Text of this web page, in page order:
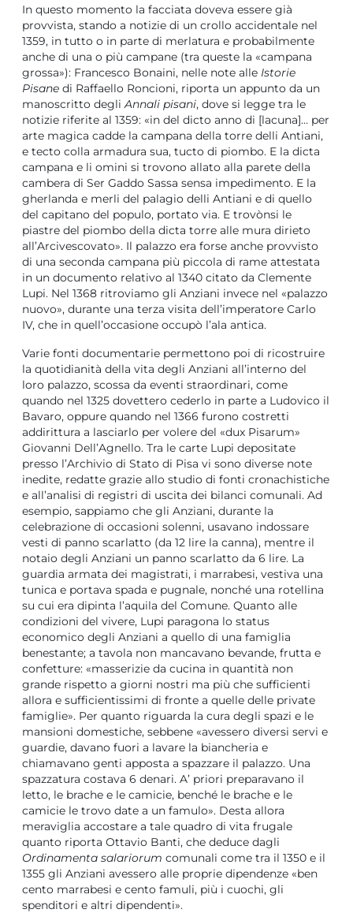
In questo momento la facciata doveva essere già
provvista, stando a notizie di un crollo accidentale nel
1359, in tutto o in parte di merlatura e probabilmente
anche di una o più campane (tra queste la «campana
grossa»): Francesco Bonaini, nelle note alle Istorie
Pisane di Raffaello Roncioni, riporta un appunto da un
manoscritto degli Annali pisani, dove si legge tra le
notizie riferite al 1359: «in del dicto anno di [lacuna]… per
arte magica cadde la campana della torre delli Antiani,
e tecto colla armadura sua, tucto di piombo. E la dicta
campana e li omini si trovono allato alla parete della
cambera di Ser Gaddo Sassa sensa impedimento. E la
gherlanda e merli del palagio delli Antiani e di quello
del capitano del populo, portato via. E trovònsi le
piastre del piombo della dicta torre alle mura dirieto
all’Arcivescovato». Il palazzo era forse anche provvisto
di una seconda campana più piccola di rame attestata
in un documento relativo al 1340 citato da Clemente
Lupi. Nel 1368 ritroviamo gli Anziani invece nel «palazzo
nuovo», durante una terza visita dell’imperatore Carlo
IV, che in quell’occasione occupò l’ala antica.
Varie fonti documentarie permettono poi di ricostruire
la quotidianità della vita degli Anziani all’interno del
loro palazzo, scossa da eventi straordinari, come
quando nel 1325 dovettero cederlo in parte a Ludovico il
Bavaro, oppure quando nel 1366 furono costretti
addirittura a lasciarlo per volere del «dux Pisarum»
Giovanni Dell’Agnello. Tra le carte Lupi depositate
presso l’Archivio di Stato di Pisa vi sono diverse note
inedite, redatte grazie allo studio di fonti cronachistiche
e all’analisi di registri di uscita dei bilanci comunali. Ad
esempio, sappiamo che gli Anziani, durante la
celebrazione di occasioni solenni, usavano indossare
vesti di panno scarlatto (da 12 lire la canna), mentre il
notaio degli Anziani un panno scarlatto da 6 lire. La
guardia armata dei magistrati, i marrabesi, vestiva una
tunica e portava spada e pugnale, nonché una rotellina
su cui era dipinta l’aquila del Comune. Quanto alle
condizioni del vivere, Lupi paragona lo status
economico degli Anziani a quello di una famiglia
benestante; a tavola non mancavano bevande, frutta e
confetture: «masserizie da cucina in quantità non
grande rispetto a giorni nostri ma più che sufficienti
allora e sufficientissimi di fronte a quelle delle private
famiglie». Per quanto riguarda la cura degli spazi e le
mansioni domestiche, sebbene «avessero diversi servi e
guardie, davano fuori a lavare la biancheria e
chiamavano genti apposta a spazzare il palazzo. Una
spazzatura costava 6 denari. A’ priori preparavano il
letto, le brache e le camicie, benché le brache e le
camicie le trovo date a un famulo». Desta allora
meraviglia accostare a tale quadro di vita frugale
quanto riporta Ottavio Banti, che deduce dagli
Ordinamenta salariorum comunali come tra il 1350 e il
1355 gli Anziani avessero alle proprie dipendenze «ben
cento marrabesi e cento famuli, più i cuochi, gli
spenditori e altri dipendenti».